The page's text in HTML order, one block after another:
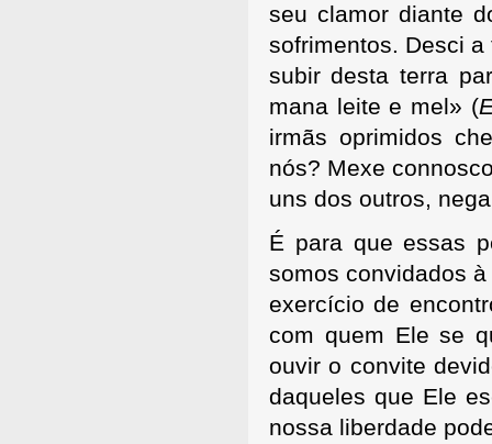
seu clamor diante
sofrimentos. Desci
subir desta terra
mana leite e mel» (
irmãs oprimidos
nós? Mexe
uns dos outros,
É para que essas
somos convidados à
exercício de
com quem Ele se
ouvir o convite
daqueles que Ele
nossa liberdade